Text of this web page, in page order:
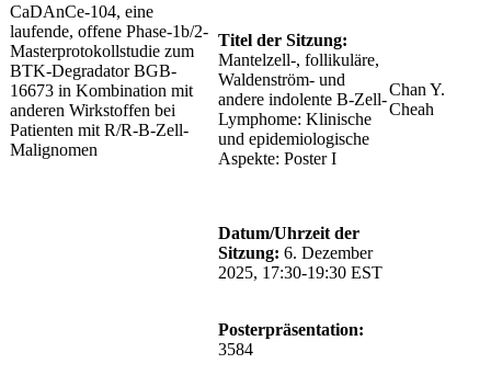
CaDAnCe-104, eine
laufende, offene Phase-1b/2-
Masterprotokollstudie zum
BTK-Degradator BGB-
16673 in Kombination mit
anderen Wirkstoffen bei
Patienten mit R/R-B-Zell-
Malignomen
Titel der Sitzung:
Mantelzell-, follikuläre,
Waldenström- und
andere indolente B-Zell-
Lymphome: Klinische
und epidemiologische
Aspekte: Poster I
Datum/Uhrzeit der
Sitzung: 6. Dezember
2025, 17:30-19:30 EST
Chan Y.
Cheah
Posterpräsentation:
3584